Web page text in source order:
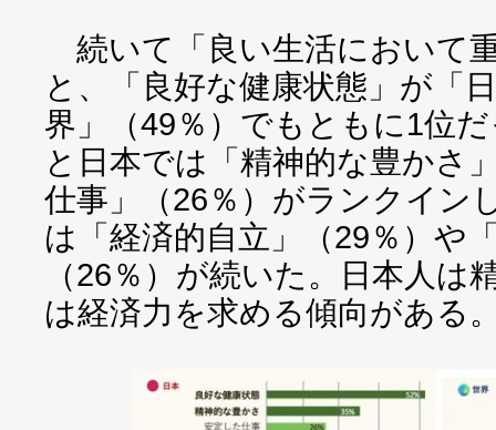
続いて「良い生活において
と、「良好な健康状態」が「
界」（49％）でもともに1位
と日本では「精神的な豊かさ
仕事」（26％）がランクイン
は「経済的自立」（29％）や
（26％）が続いた。日本人は
は経済力を求める傾向がある